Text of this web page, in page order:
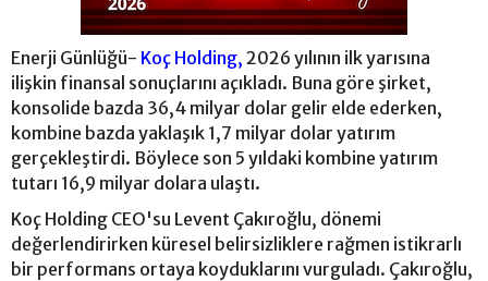
Enerji Günlüğü- Koç Holding, 2026 yılının ilk yarısına
ilişkin finansal sonuçlarını açıkladı. Buna göre şirket,
konsolide bazda 36,4 milyar dolar gelir elde ederken,
kombine bazda yaklaşık 1,7 milyar dolar yatırım
gerçekleştirdi. Böylece son 5 yıldaki kombine yatırım
tutarı 16,9 milyar dolara ulaştı.
Koç Holding CEO'su Levent Çakıroğlu, dönemi
değerlendirirken küresel belirsizliklere rağmen istikrarlı
bir performans ortaya koyduklarını vurguladı. Çakıroğlu,